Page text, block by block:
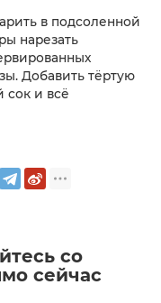
в подсоленной
нарезать
Добавить тёртую
сок и всё
со
сейчас